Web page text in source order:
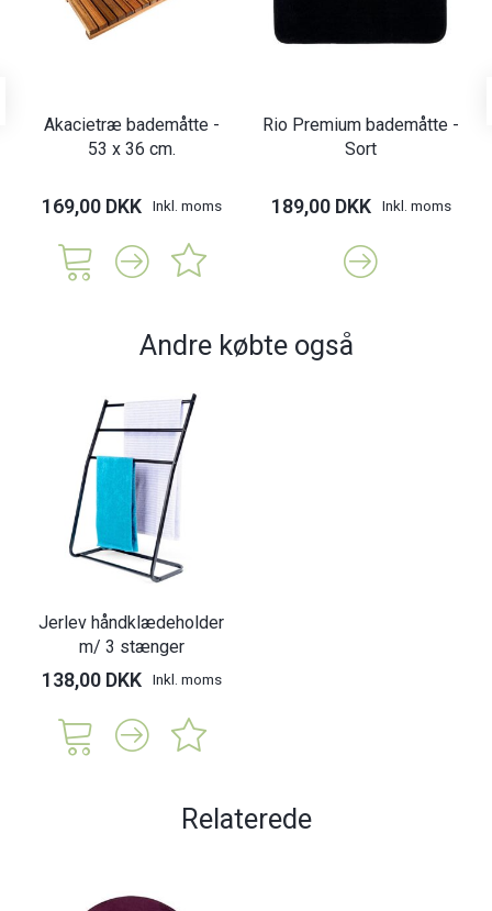
Akacietræ bademåtte -
53 x 36 cm.
169,00 DKK Inkl. moms
Rio Premium bademåtte -
Sort
189,00 DKK Inkl. moms
Andre købte også
Jerlev håndklædeholder
m/ 3 stænger
138,00 DKK Inkl. moms
Relaterede